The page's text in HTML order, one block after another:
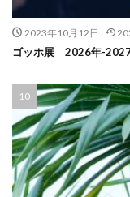
2023年10月12日
ゴッホ展 2026年-